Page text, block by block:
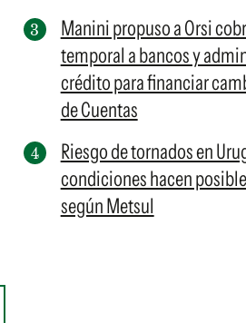
Manini propuso a Orsi
temporal a bancos y
crédito para financiar
de Cuentas
Riesgo de tornados en
condiciones hacen
según Metsul